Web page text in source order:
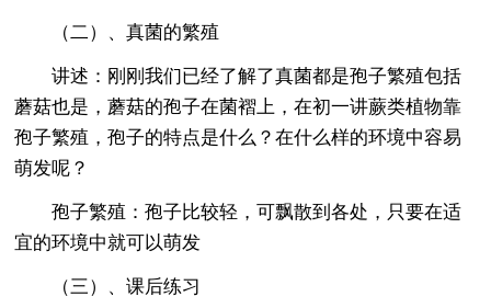
（二）、真菌的繁殖
讲述：刚刚我们已经了解了真菌都是孢子繁殖包括
蘑菇也是，蘑菇的孢子在菌褶上，在初一讲蕨类植物靠
孢子繁殖，孢子的特点是什么？在什么样的环境中容易
萌发呢？
孢子繁殖：孢子比较轻，可飘散到各处，只要在适
宜的环境中就可以萌发
（三）、课后练习